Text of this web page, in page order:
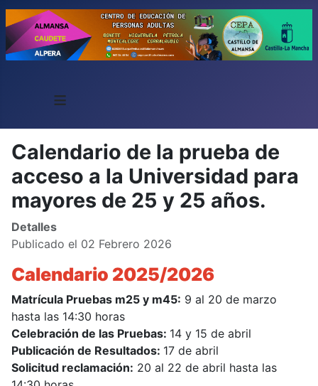
≡
Calendario de la prueba de
acceso a la Universidad para
mayores de 25 y 25 años.
Detalles
Publicado el 02 Febrero 2026
Calendario 2025/2026
Matrícula Pruebas m25 y m45: 9 al 20 de marzo
hasta las 14:30 horas
Celebración de las Pruebas: 14 y 15 de abril
Publicación de Resultados: 17 de abril
Solicitud reclamación: 20 al 22 de abril hasta las